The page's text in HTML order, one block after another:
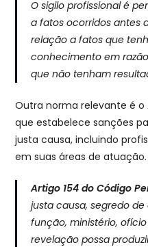
O sigilo profissional é
a fatos ocorridos antes
relação a fatos que
conhecimento em
que não tenham
Outra norma relevante é o
que estabelece sanções
justa causa, incluindo
em suas áreas de atuação.
Artigo 154 do Código
justa causa, segredo
função, ministério,
revelação possa